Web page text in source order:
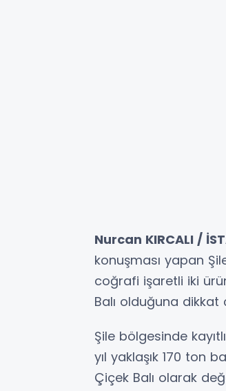
Nurcan KIRCALI /
konuşması yapan
coğrafi işaretli iki
Balı olduğuna dikkat
Şile bölgesinde
yıl yaklaşık 170 ton
Çiçek Balı olarak